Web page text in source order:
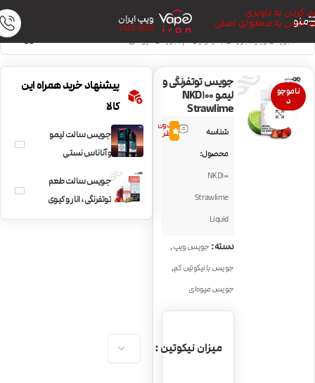
رد کردن به ناوبری
رد کردن به محتوای اصلی
منو ویپ ایران
VAPE IRAN
خانه/جویس ویپ/جویس با نیکوتین کم/جویس میوه‌ای
ناموجو
د
بزرگنمایی تصویر
جویس توتفرنگی و
لیمو NKD100
Strawlime
شناسه
محصول:
NKD100
Strawlime
Liquid
بدون
نظر0.0
دسته: جویس ویپ,
جویس با نیکوتین کم,
جویس میوه‌ای
میزان نیکوتین
پیشنهاد خرید همراه این
کالا
جویس سالت لیمو
و آناناس نستی
Lemonade
جویس سالت طعم
توتفرنگی، انار و کیوی
و یخ NKD100